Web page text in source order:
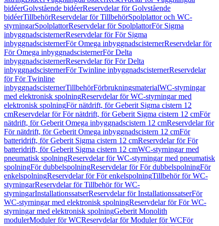
bidéerGolvstående bidéerReservdelar för Golvstående
bidéerTillbehörReservdelar för TillbehörSpolplattor och WC-
styrningarSpolplattorReservdelar för SpolplattorFör Sigma
inbyggnadscisternerReservdelar för För Sigma
inbyggnadscisternerFör Omega inbyggnadscisternerReservdelar för
För Omega inbyggnadscisternerFör Delta
inbyggnadscisternerReservdelar för För Delta
inbyggnadscisternerFör Twinline inbyggnadscisternerReservdelar
för För Twinline
inbyggnadscisternerTillbehörFörbrukningsmaterialWC-styrningar
med elektronisk spolningReservdelar för WC-styrningar med
elektronisk spolningFör nätdrift, för Geberit Sigma cistern 12
cmReservdelar för För nätdrift, för Geberit Sigma cistern 12 cmFör
nätdrift, för Geberit Omega inbyggnadscistern 12 cmReservdelar för
För nätdrift, för Geberit Omega inbyggnadscistern 12 cmFör
batteridrift, för Geberit Sigma cistern 12 cmReservdelar för För
batteridrift, för Geberit Sigma cistern 12 cmWC-styrningar med
pneumatisk spolningReservdelar för WC-styrningar med pneumatisk
spolningFör dubbelspolningReservdelar för För dubbelspolningFör
enkelspolningReservdelar för För enkelspolningTillbehör för WC-
styrningarReservdelar för Tillbehör för WC-
styrningarInstallationssatserReservdelar för InstallationssatserFör
WC-styrningar med elektronisk spolningReservdelar för För WC-
styrningar med elektronisk spolningGeberit Monolith
modulerModuler för WCReservdelar för Moduler för WCFör